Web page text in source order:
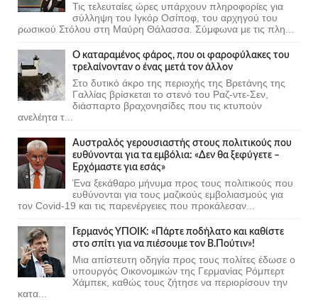
Τις τελευταίες ώρες υπάρχουν πληροφορίες για
σύλληψη του Ιγκόρ Οσίποφ, του αρχηγού του
ρωσικού Στόλου στη Μαύρη Θάλασσα. Σύμφωνα με τις πλη...
Ο καταραμένος φάρος, που οι φαροφύλακες του
τρελαίνονταν ο ένας μετά τον άλλον
Στο δυτικό άκρο της περιοχής της Βρετάνης της
Γαλλίας βρίσκεται το στενό του Ραζ-ντε-Σεν,
διάσπαρτο βραχονησίδες που τις κτυπούν
ανελέητα τ...
Αυστραλός γερουσιαστής στους πολιτικούς που
ευθύνονται για τα εμβόλια: «Δεν θα ξεφύγετε –
Ερχόμαστε για εσάς»
Ένα ξεκάθαρο μήνυμα προς τους πολιτικούς που
ευθύνονται για τους μαζικούς εμβολιασμούς για
τον Covid-19 και τις παρενέργειες που προκάλεσαν...
Γερμανός ΥΠΟΙΚ: «Πάρτε ποδήλατο και καθίστε
στο σπίτι για να πιέσουμε τον Β.Πούτιν»!
Μια απίστευτη οδηγία προς τους πολίτες έδωσε ο
υπουργός Οικονομικών της Γερμανίας Ρόμπερτ
Χάμπεκ, καθώς τους ζήτησε να περιορίσουν την
κατα...